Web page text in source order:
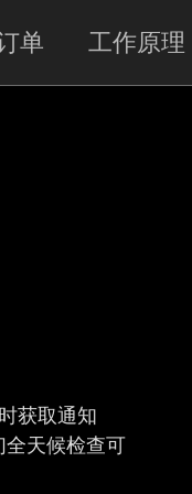
单 工作原理
获取通知
全天候检查可